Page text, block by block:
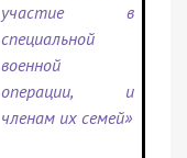
участие в
специальной
военной
операции, и
членам их семей»